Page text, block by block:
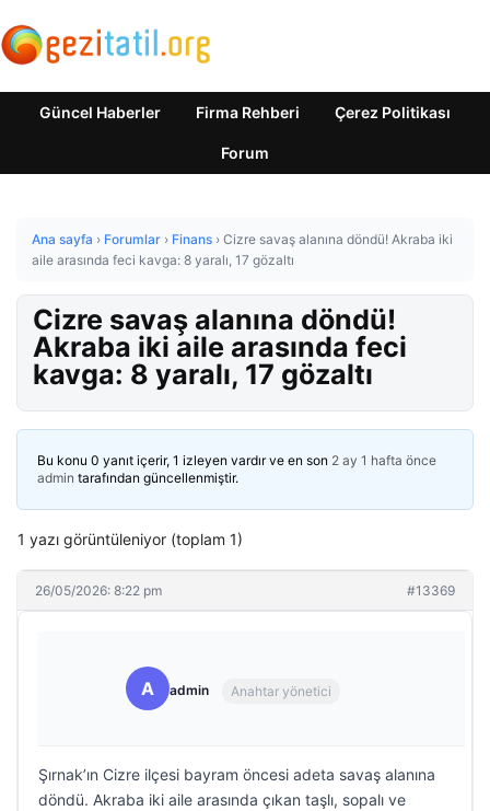
Güncel Haberler Firma Rehberi Çerez Politikası
Forum
Ana sayfa › Forumlar › Finans › Cizre savaş alanına döndü! Akraba iki
aile arasında feci kavga: 8 yaralı, 17 gözaltı
Cizre savaş alanına döndü!
Akraba iki aile arasında feci
kavga: 8 yaralı, 17 gözaltı
Bu konu 0 yanıt içerir, 1 izleyen vardır ve en son 2 ay 1 hafta önce
admin tarafından güncellenmiştir.
1 yazı görüntüleniyor (toplam 1)
26/05/2026: 8:22 pm #13369
A admin Anahtar yönetici
Şırnak’ın Cizre ilçesi bayram öncesi adeta savaş alanına
döndü. Akraba iki aile arasında çıkan taşlı, sopalı ve